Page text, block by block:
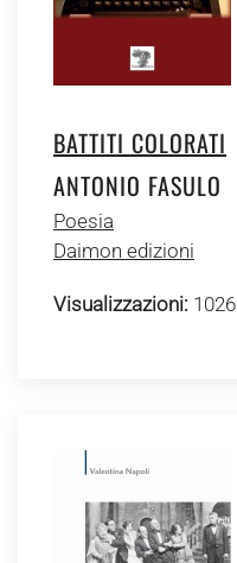
BATTITI COLORATI
ANTONIO FASULO
Poesia
Daimon edizioni
Visualizzazioni: 1026